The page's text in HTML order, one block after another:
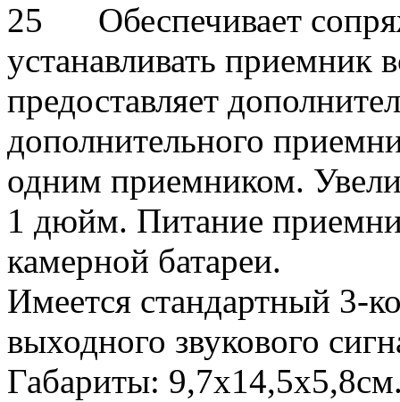
Обеспечивает
устанавливать приемник
предоставляет
дополнительного
одним приемником.
1 дюйм. Питание
камерной батареи.
Имеется стандартный 3-
выходного звукового
Габариты: